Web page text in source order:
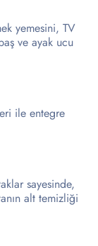
yemesini, TV
ve ayak ucu
ile entegre
sayesinde,
alt temizliği